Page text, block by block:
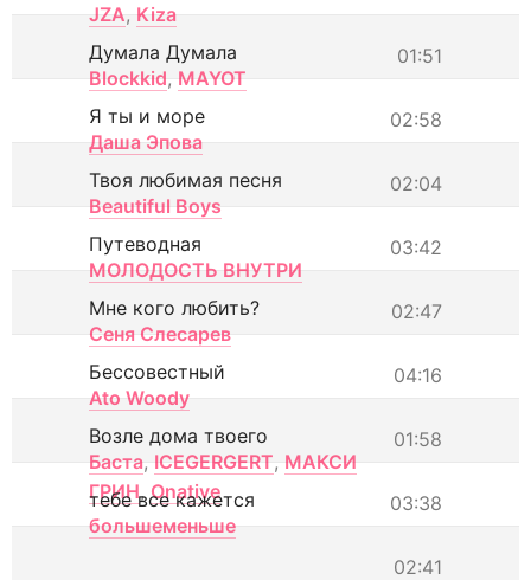
JZA, Kiza
01:51
Думала Думала
Blockkid, MAYOT
02:58
Я ты и море
Даша Эпова
02:04
Твоя любимая песня
Beautiful Boys
03:42
Путеводная
МОЛОДОСТЬ ВНУТРИ
02:47
Мне кого любить?
Сеня Слесарев
04:16
Бессовестный
Ato Woody
01:58
Возле дома твоего
Баста, ICEGERGERT, МАКСИ
ГРИН, Onative 03:38
тебе все кажется
большеменьше
02:41